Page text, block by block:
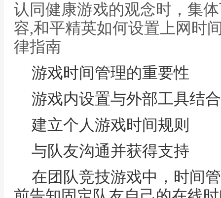
认同健康游戏的观念时，集
容,和平精英如何设置上网时
律指南
游戏时间管理的重要性
游戏内设置与外部工具结合
建立个人游戏时间规则
与队友沟通并获得支持
在团队竞技游戏中，时间